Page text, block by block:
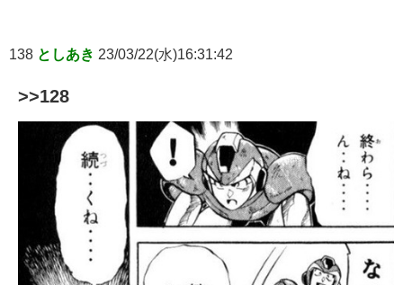
138 としあき 23/03/22(水)16:31:42
>>128